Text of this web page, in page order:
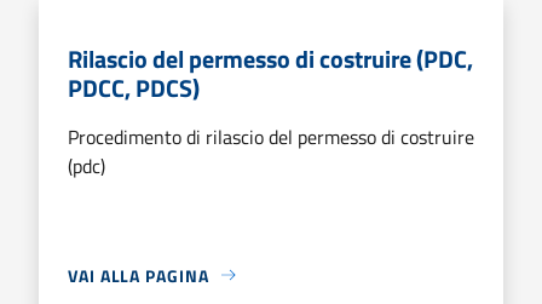
Rilascio del permesso di costruire (PDC,
PDCC, PDCS)
Procedimento di rilascio del permesso di costruire
(pdc)
VAI ALLA PAGINA